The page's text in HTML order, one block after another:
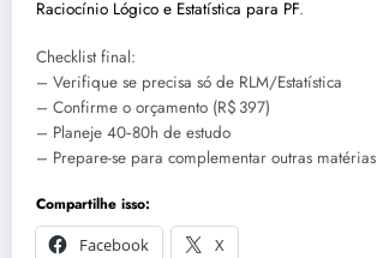
Raciocínio Lógico e Estatística para PF.
Checklist final:
– Verifique se precisa só de RLM/Estatística
– Confirme o orçamento (R$ 397)
– Planeje 40‑80h de estudo
– Prepare-se para complementar outras matérias
Compartilhe isso:
Facebook
X